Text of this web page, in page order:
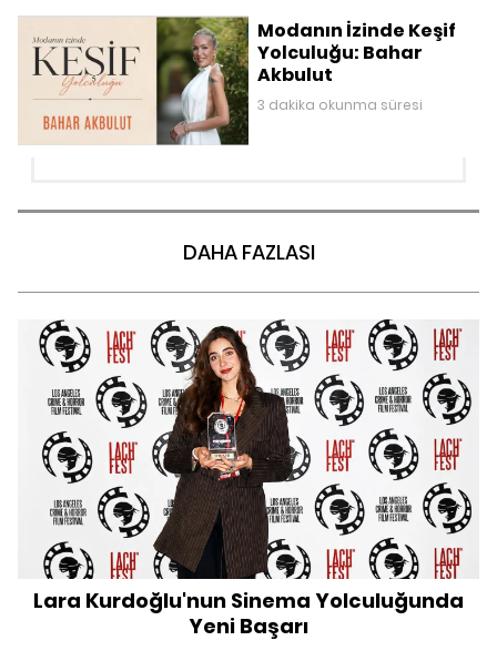
Modanın İzinde Keşif
Yolculuğu: Bahar
Akbulut
3 dakika okunma süresi
DAHA FAZLASI
Lara Kurdoğlu'nun Sinema Yolculuğunda
Yeni Başarı